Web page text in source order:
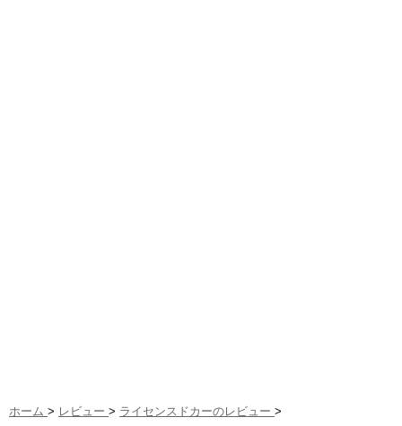
ホーム > レビュー > ライセンスドカーのレビュー >